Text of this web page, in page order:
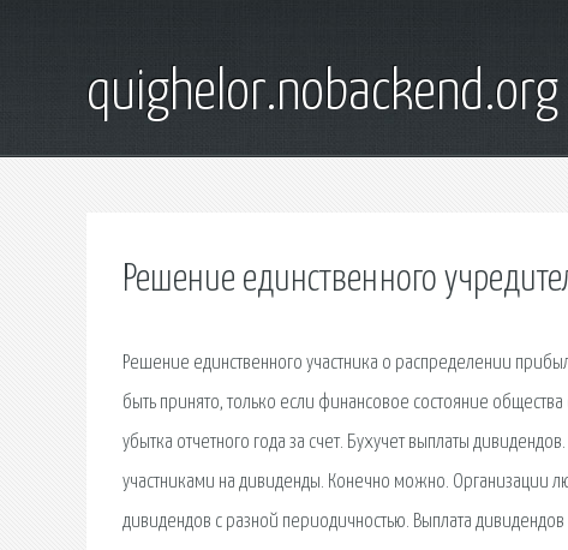
quighelor.nobackend.org
Решение единственного
Решение единственного участника о распределении
быть принято, только если финансовое состояние
убытка отчетного года за счет. Бухучет выплаты
участниками на дивиденды. Конечно можно.
дивидендов с разной периодичностью. Выплата